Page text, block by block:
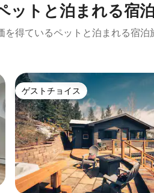
ットと泊まれる宿
得ているペットと泊まれる宿泊
ゲストチョイス
ゲストチョイス